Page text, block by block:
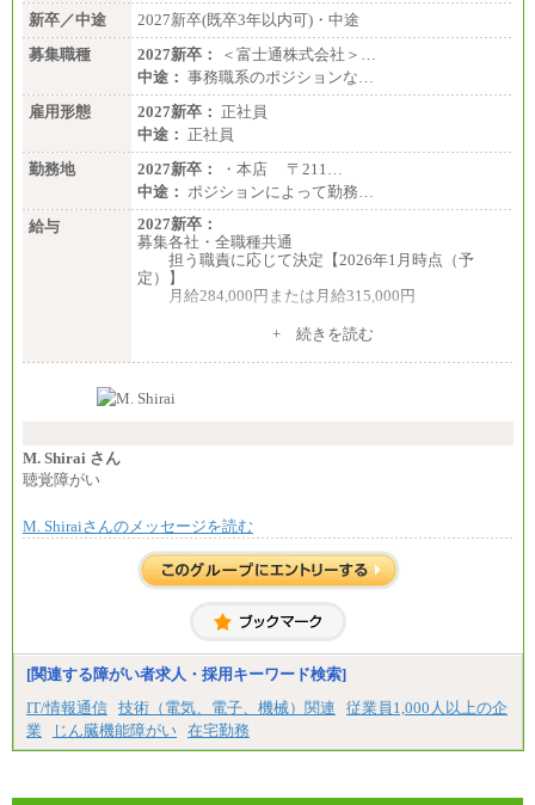
新卒／中途
2027新卒(既卒3年以内可)・中途
募集職種
2027新卒：
＜富士通株式会社＞…
中途： 事務職系のポジションな…
雇用形態
2027新卒： 正社員
中途： 正社員
勤務地
2027新卒：
・本店 〒211…
中途： ポジションによって勤務…
給与
2027新卒：
募集各社・全職種共通
担う職責に応じて決定【2026年1月時点（予
定）】
月給284,000円または月給315,000円
※入社後早期から、自律的な業務遂行が求めら
す。
い職責を担う方については、さらに高い金額を個別
※上記に加え、所定労働時間外に勤務をした場
※試用期間中も給与に変更はございません。
＜募集各社・全職種共通＞
月給21万円以上～
※試用期間中の給与に変更はありません。
ます。
+ 続きを読む
M. Shirai さん
聴覚障がい
M. Shiraiさんのメッセージを読む
[関連する障がい者求人・採用キーワード検索]
IT/情報通信 技術（電気、電子、機械）関連
従業員1,000人以上の企
業
じん臓機能障がい 在宅勤務